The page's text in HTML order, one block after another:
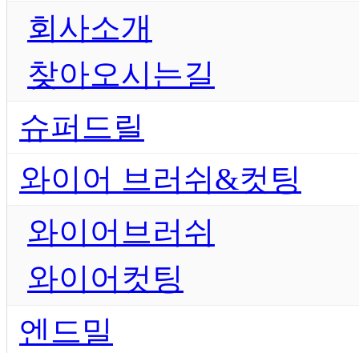
회사소개
찾아오시는길
슈퍼드릴
와이어 브러쉬&컷팅
와이어브러쉬
와이어컷팅
엔드밀